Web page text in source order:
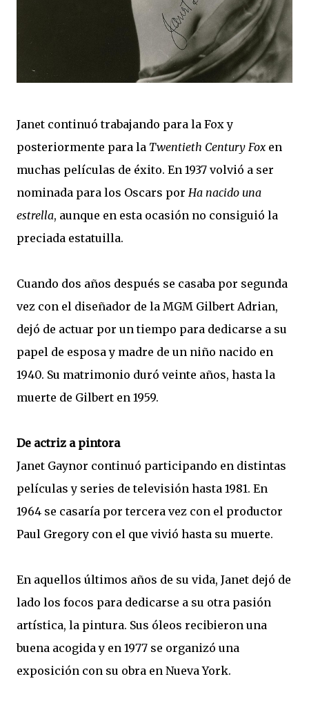
Janet continuó trabajando para la Fox y
posteriormente para la Twentieth Century Fox en
muchas películas de éxito. En 1937 volvió a ser
nominada para los Oscars por Ha nacido una
estrella, aunque en esta ocasión no consiguió la
preciada estatuilla.
Cuando dos años después se casaba por segunda
vez con el diseñador de la MGM Gilbert Adrian,
dejó de actuar por un tiempo para dedicarse a su
papel de esposa y madre de un niño nacido en
1940. Su matrimonio duró veinte años, hasta la
muerte de Gilbert en 1959.
De actriz a pintora
Janet Gaynor continuó participando en distintas
películas y series de televisión hasta 1981. En
1964 se casaría por tercera vez con el productor
Paul Gregory con el que vivió hasta su muerte.
En aquellos últimos años de su vida, Janet dejó de
lado los focos para dedicarse a su otra pasión
artística, la pintura. Sus óleos recibieron una
buena acogida y en 1977 se organizó una
exposición con su obra en Nueva York.